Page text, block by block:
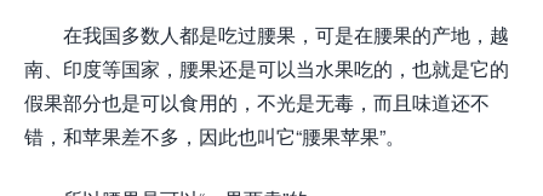
在我国多数人都是吃过腰果，可是在腰果的产地，越
南、印度等国家，腰果还是可以当水果吃的，也就是它的
假果部分也是可以食用的，不光是无毒，而且味道还不
错，和苹果差不多，因此也叫它“腰果苹果”。